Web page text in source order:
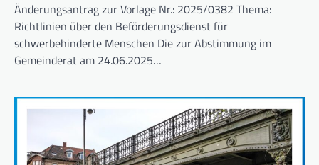
Änderungsantrag zur Vorlage Nr.: 2025/0382 Thema:
Richtlinien über den Beförderungsdienst für
schwerbehinderte Menschen Die zur Abstimmung im
Gemeinderat am 24.06.2025…